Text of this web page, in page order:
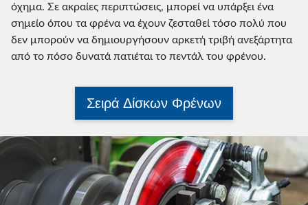
όχημα. Σε ακραίες περιπτώσεις, μπορεί να υπάρξει ένα
σημείο όπου τα φρένα να έχουν ζεσταθεί τόσο πολύ που
δεν μπορούν να δημιουργήσουν αρκετή τριβή ανεξάρτητα
από το πόσο δυνατά πατιέται το πεντάλ του φρένου.
Σειρά Δίσκων Φρένων